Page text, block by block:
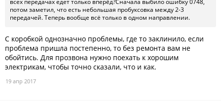
всех передачах едет только вперёд?Сначала выбило ошибку 0748,
потом заметил, что есть небольшая пробуксовка между 2-3
передачей. Теперь вообще всё только в одном направлении.
С коробкой однозначно проблемы, где то заклинило, если
проблема пришла постепенно, то без ремонта вам не
обойтись. Для прозвона нужно поехать к хорошим
электрикам, чтобы точно сказали, что и как.
19 апр 2017